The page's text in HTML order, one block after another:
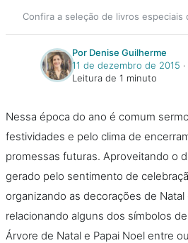
Confira a seleção de livros especiais
Por Denise Guilherme
11 de dezembro de 2015 ‧
Leitura de 1 minuto
Nessa época do ano é comum
festividades e pelo clima de
promessas futuras. Aproveitando o
gerado pelo sentimento de
organizando as decorações de
relacionando alguns dos símbolos
Árvore de Natal e Papai Noel entre